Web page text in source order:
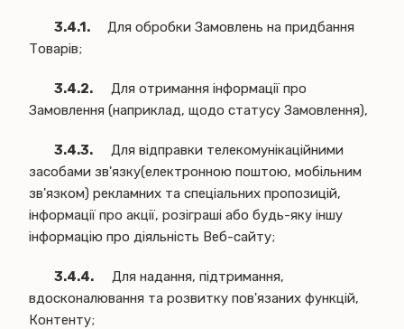
3.4.1.
Для обробки Замовлень на придбання
Товарів;
3.4.2. Для отримання інформації про
Замовлення (наприклад, щодо статусу Замовлення),
3.4.3. Для відправки телекомунікаційними
засобами зв'язку(електронною поштою, мобільним
зв'язком) рекламних та спеціальних пропозицій,
інформації про акції, розіграші або будь-яку іншу
інформацію про діяльність Веб-сайту;
3.4.4. Для надання, підтримання,
вдосконалювання та розвитку пов'язаних функцій,
Контенту;